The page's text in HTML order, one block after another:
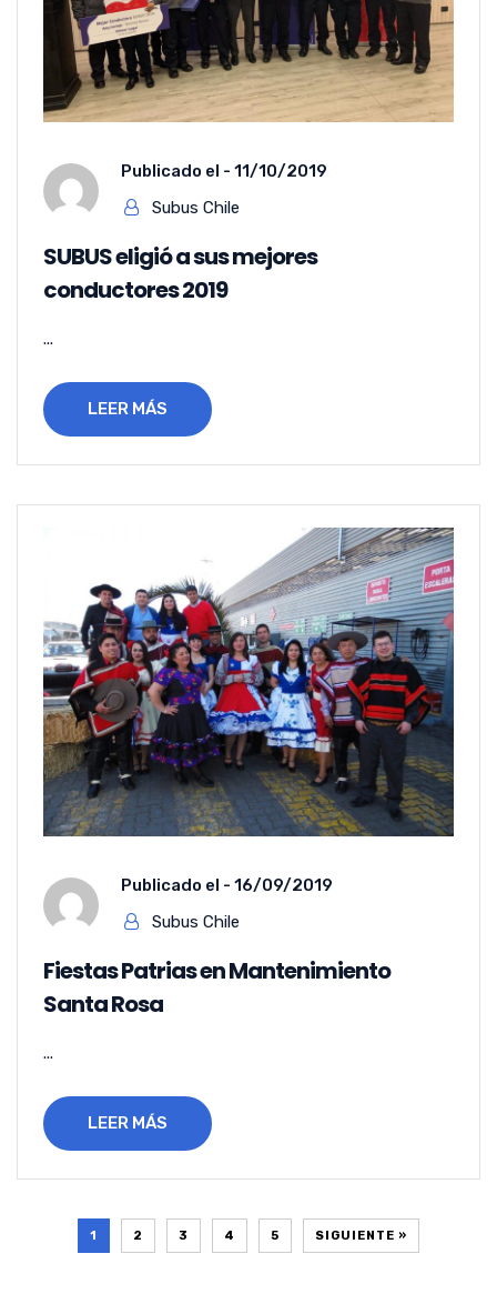
Publicado el - 11/10/2019
Subus Chile
SUBUS eligió a sus mejores
conductores 2019
...
LEER MÁS
Publicado el - 16/09/2019
Subus Chile
Fiestas Patrias en Mantenimiento
Santa Rosa
...
LEER MÁS
1 2 3 4 5 SIGUIENTE »